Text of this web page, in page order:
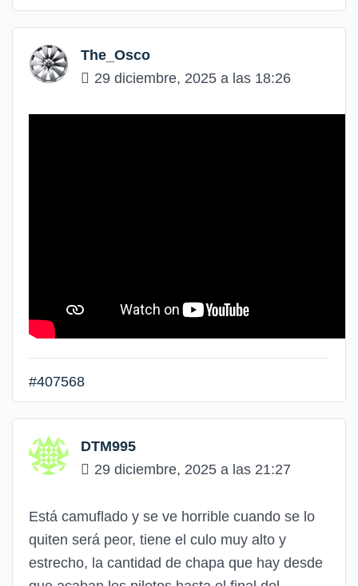
The_Osco
29 diciembre, 2025 a las 18:26
#407568
DTM995
29 diciembre, 2025 a las 21:27
Está camuflado y se ve horrible cuando se lo
quiten será peor, tiene el culo muy alto y
estrecho, la cantidad de chapa que hay desde